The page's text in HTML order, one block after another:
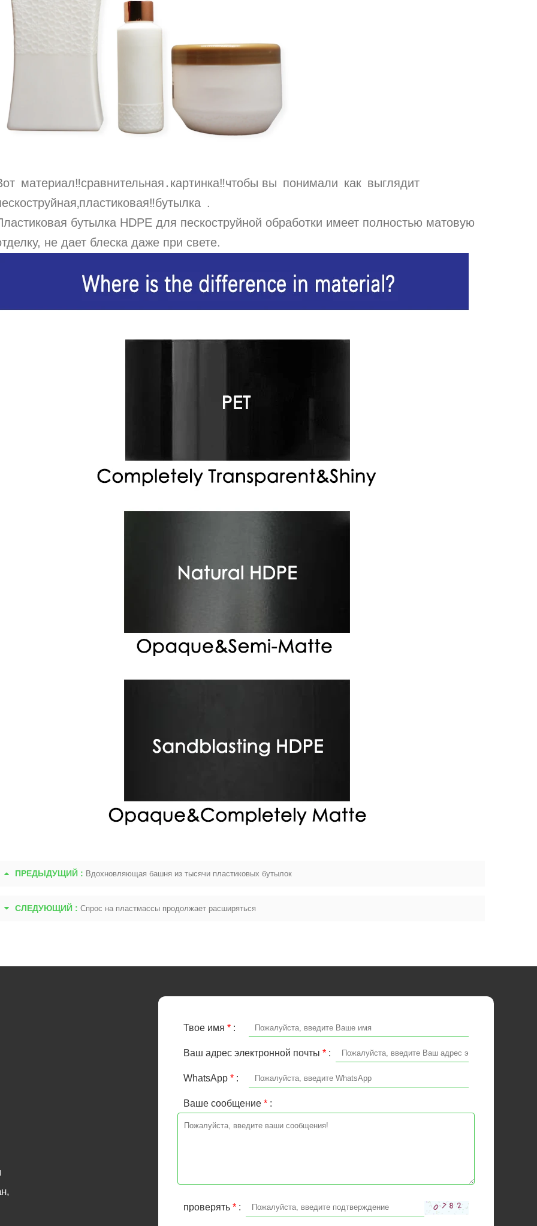
материал‼сравнительная․картинка‼чтобы вы понимали как выглядит
.
бутылка HDPE для пескоструйной обработки имеет полностью матовую
не дает блеска даже при свете.
ПРЕДЫДУЩИЙ : Вдохновляющая башня из тысячи пластиковых бутылок
СЛЕДУЮЩИЙ : Спрос на пластмассы продолжает расширяться
Твое имя * :
Ваш адрес электронной почты * :
WhatsApp * :
Ваше сообщение * :
проверять * :